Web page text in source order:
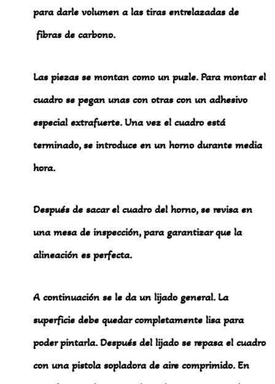
para darle volumen a las tiras entrelazadas de
fibras de carbono.
Las piezas se montan como un puzle. Para montar el
cuadro se pegan unas con otras con un adhesivo
especial extrafuerte. Una vez el cuadro está
terminado, se introduce en un horno durante media
hora.
Después de sacar el cuadro del horno, se revisa en
una mesa de inspección, para garantizar que la
alineación es perfecta.
A continuación se le da un lijado general. La
superficie debe quedar completamente lisa para
poder pintarla. Después del lijado se repasa el cuadro
con una pistola sopladora de aire comprimido. En